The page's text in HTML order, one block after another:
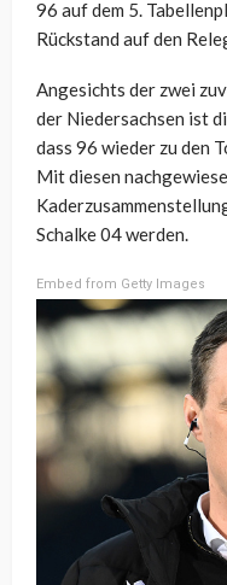
96 auf dem 5.
Rückstand auf den
Angesichts der zwei
der Niedersachsen ist
dass 96 wieder zu den
Mit diesen
Schalke 04 werden.
Embed from Getty Images